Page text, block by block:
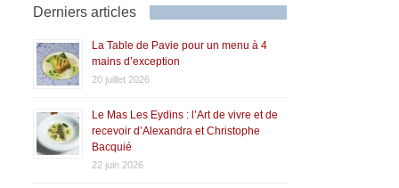
Derniers articles
La Table de Pavie pour un menu à 4
mains d’exception
20 juillet 2026
Le Mas Les Eydins : l’Art de vivre et de
recevoir d’Alexandra et Christophe
Bacquié
22 juin 2026